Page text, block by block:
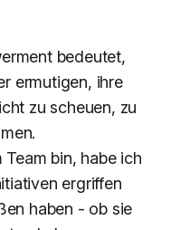
bedeutet,
ermutigen, ihre
zu scheuen, zu
bin, habe ich
ergriffen
haben - ob sie